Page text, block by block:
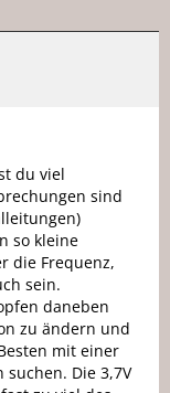
du viel
sind
so kleine
die Frequenz,
sein.
daneben
zu ändern und
mit einer
Die 3,7V